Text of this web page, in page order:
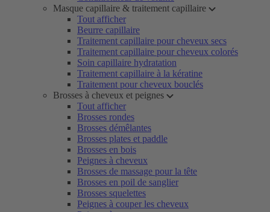
Masque capillaire & traitement capillaire
Tout afficher
Beurre capillaire
Traitement capillaire pour cheveux secs
Traitement capillaire pour cheveux colorés
Soin capillaire hydratation
Traitement capillaire à la kératine
Traitement pour cheveux bouclés
Brosses à cheveux et peignes
Tout afficher
Brosses rondes
Brosses démêlantes
Brosses plates et paddle
Brosses en bois
Peignes à cheveux
Brosses de massage pour la tête
Brosses en poil de sanglier
Brosses squelettes
Peignes à couper les cheveux